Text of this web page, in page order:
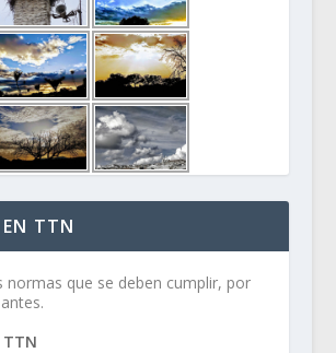
TTN
normas que se deben cumplir, por